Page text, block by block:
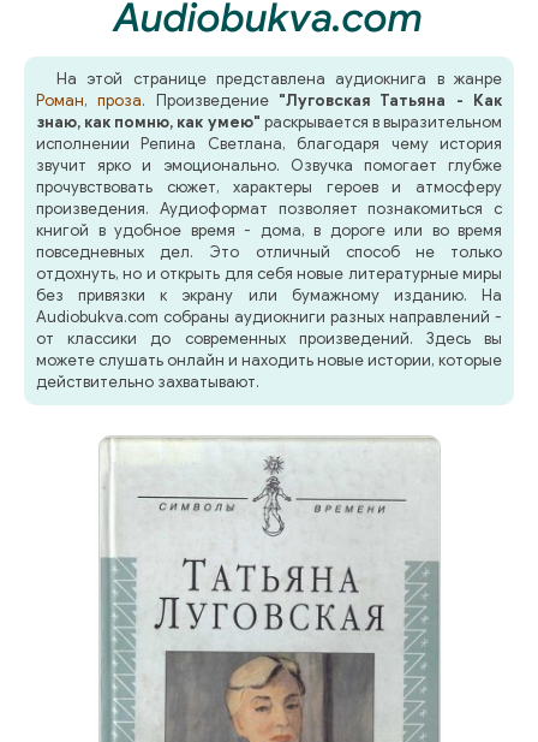
Audiobukva.com
На этой странице представлена аудиокнига в жанре
Роман, проза. Произведение "Луговская Татьяна - Как
знаю, как помню, как умею" раскрывается в выразительном
исполнении Репина Светлана, благодаря чему история
звучит ярко и эмоционально. Озвучка помогает глубже
прочувствовать сюжет, характеры героев и атмосферу
произведения. Аудиоформат позволяет познакомиться с
книгой в удобное время - дома, в дороге или во время
повседневных дел. Это отличный способ не только
отдохнуть, но и открыть для себя новые литературные миры
без привязки к экрану или бумажному изданию. На
Audiobukva.com собраны аудиокниги разных направлений -
от классики до современных произведений. Здесь вы
можете слушать онлайн и находить новые истории, которые
действительно захватывают.